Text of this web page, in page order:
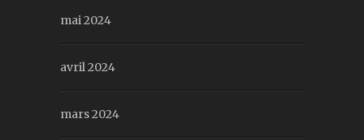
mai 2024
avril 2024
mars 2024